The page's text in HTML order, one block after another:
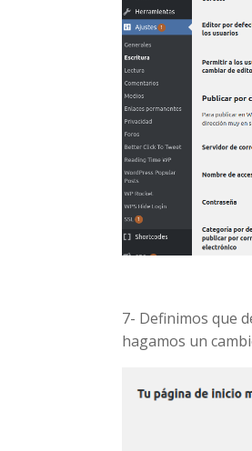
7- Definimos que
hagamos un